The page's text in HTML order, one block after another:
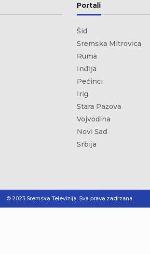
Portali
Šid
Sremska Mitrovica
Ruma
Inđija
Pećinci
Irig
Stara Pazova
Vojvodina
Novi Sad
Srbija
© 2023 Sremska Televizija. Sva prava zadrzana